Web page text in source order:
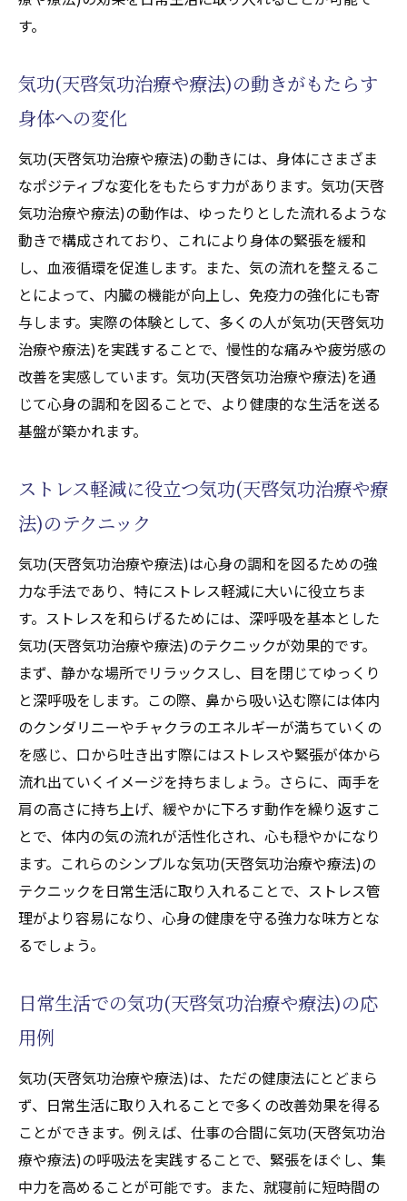
気功(天啓気功治療や療法)による集中力と生
産性の向上
法)の実践法
家族で楽しむ気功(天啓気功治療や療法)のメ
リット
現代のライフスタイルに適応した気功(天啓
気功治療や療法)のアプローチ
気功(天啓気功治療や療法)で免疫力を高める:実
践と効果の裏付け
免疫力向上に役立つ気功(天啓気功治療や療
法)のメカニズム
病気予防と気功(天啓気功治療や療法)の関係
免疫力を高めるための気功(天啓気功治療や
療法)エクササイズ
た健康の実感
免疫力向上に寄与する生活習慣と気功(天啓
気功治療や療法)
気功(天啓気功治療や療法)がもたらす具体的
な健康改善例
気功(天啓気功治療や療法)を通じて得られる心
の安定とその実例
心の安定に必要な気功(天啓気功治療や療法)
の要素
感情コントロールに役立つ気功(天啓気功治
療や療法)テクニック
ストレス緩和に成功した実践者の体験談
精神的安定をもたらす気功(天啓気功治療や
療法)のプロセス
の役割
のできる心の平和
気功(天啓気功治療や療法)の魅力を感じる具体
例と日常への応用法
気功(天啓気功治療や療法)の魅力を感じた体
験談
す。
気功(天啓気功治療や療法)の動きがもたらす
身体への変化
気功(天啓気功治療や療法)の動きには、身体にさまざま
なポジティブな変化をもたらす力があります。気功(天啓
気功治療や療法)の動作は、ゆったりとした流れるような
動きで構成されており、これにより身体の緊張を緩和
し、血液循環を促進します。また、気の流れを整えるこ
とによって、内臓の機能が向上し、免疫力の強化にも寄
与します。実際の体験として、多くの人が気功(天啓気功
治療や療法)を実践することで、慢性的な痛みや疲労感の
改善を実感しています。気功(天啓気功治療や療法)を通
じて心身の調和を図ることで、より健康的な生活を送る
基盤が築かれます。
ストレス軽減に役立つ気功(天啓気功治療や療
法)のテクニック
気功(天啓気功治療や療法)は心身の調和を図るための強
力な手法であり、特にストレス軽減に大いに役立ちま
す。ストレスを和らげるためには、深呼吸を基本とした
気功(天啓気功治療や療法)のテクニックが効果的です。
まず、静かな場所でリラックスし、目を閉じてゆっくり
と深呼吸をします。この際、鼻から吸い込む際には体内
のクンダリニーやチャクラのエネルギーが満ちていくの
を感じ、口から吐き出す際にはストレスや緊張が体から
流れ出ていくイメージを持ちましょう。さらに、両手を
肩の高さに持ち上げ、緩やかに下ろす動作を繰り返すこ
とで、体内の気の流れが活性化され、心も穏やかになり
ます。これらのシンプルな気功(天啓気功治療や療法)の
テクニックを日常生活に取り入れることで、ストレス管
理がより容易になり、心身の健康を守る強力な味方とな
るでしょう。
日常生活での気功(天啓気功治療や療法)の応
用例
気功(天啓気功治療や療法)は、ただの健康法にとどまら
ず、日常生活に取り入れることで多くの改善効果を得る
ことができます。例えば、仕事の合間に気功(天啓気功治
療や療法)の呼吸法を実践することで、緊張をほぐし、集
中力を高めることが可能です。また、就寝前に短時間の